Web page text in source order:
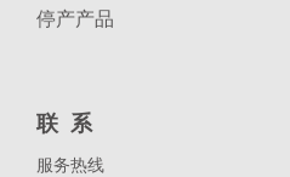
停产产品
联系
服务热线